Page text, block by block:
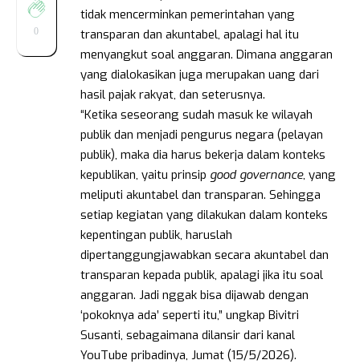
0
tidak mencerminkan pemerintahan yang
transparan dan akuntabel, apalagi hal itu
menyangkut soal anggaran. Dimana anggaran
yang dialokasikan juga merupakan uang dari
hasil pajak rakyat, dan seterusnya.
“Ketika seseorang sudah masuk ke wilayah
publik dan menjadi pengurus negara (pelayan
publik), maka dia harus bekerja dalam konteks
kepublikan, yaitu prinsip good governance, yang
meliputi akuntabel dan transparan. Sehingga
setiap kegiatan yang dilakukan dalam konteks
kepentingan publik, haruslah
dipertanggungjawabkan secara akuntabel dan
transparan kepada publik, apalagi jika itu soal
anggaran. Jadi nggak bisa dijawab dengan
‘pokoknya ada’ seperti itu,” ungkap Bivitri
Susanti, sebagaimana dilansir dari kanal
YouTube pribadinya, Jumat (15/5/2026).